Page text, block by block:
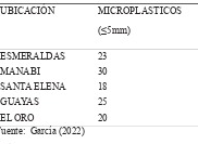
UBICACIÓN
MICROPLASTICOS
(≤5mm)
ESMERALDAS
23
MANABI
30
SANTA ELENA
18
GUAYAS
25
EL ORO
20
García (2022)